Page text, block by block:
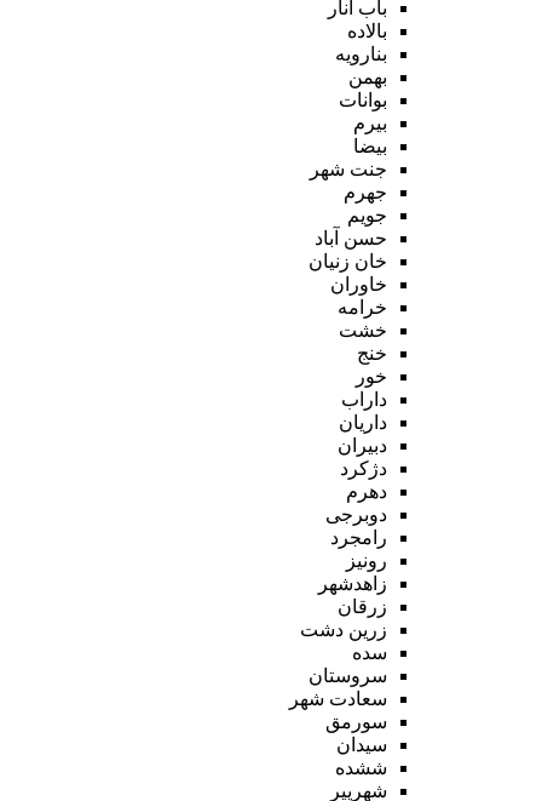
باب انار
بالاده
بنارویه
بهمن
بوانات
بیرم
بیضا
جنت شهر
جهرم
جویم
حسن آباد
خان زنیان
خاوران
خرامه
خشت
خنج
خور
داراب
داریان
دبیران
دژکرد
دهرم
دوبرجی
رامجرد
رونیز
زاهدشهر
زرقان
زرین دشت
سده
سروستان
سعادت شهر
سورمق
سیدان
ششده
شهرپیر